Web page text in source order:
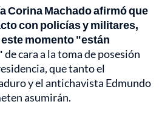
Corina Machado afirmó que
con policías y militares,
momento "están
de cara a la toma de posesión
que tanto el
y el antichavista Edmundo
asumirán.